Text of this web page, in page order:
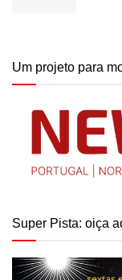
Um projeto para
Super Pista: oiça